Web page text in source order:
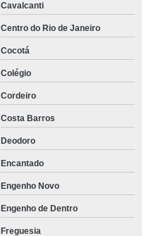
Cavalcanti
Centro do Rio de Janeiro
Cocotá
Colégio
Cordeiro
Costa Barros
Deodoro
Encantado
Engenho Novo
Engenho de Dentro
Freguesia